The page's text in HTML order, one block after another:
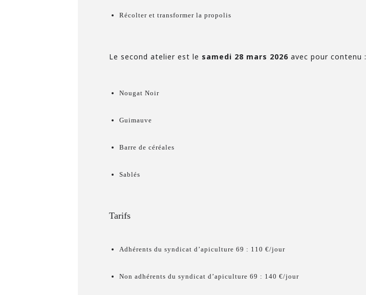
Récolter et transformer la propolis
Le second atelier est le samedi 28 mars 2026 avec pour contenu :
Nougat Noir
Guimauve
Barre de céréales
Sablés
Tarifs
Adhérents du syndicat d’apiculture 69 : 110 €/jour
Non adhérents du syndicat d’apiculture 69 : 140 €/jour